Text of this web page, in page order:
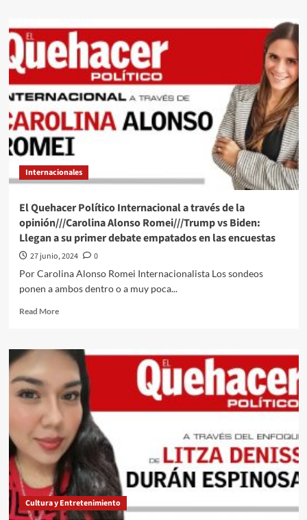
Quehacer
Político
Internacional
a
través///Carolina
Alonso
Romei///La
Casa
Blanca
no
indultar
a
de
WikiLeaks
Internacionales
El Quehacer Político Internacional a través de la
opinión///Carolina Alonso Romei///Trump vs Biden:
Llegan a su primer debate empatados en las encuestas
27 junio, 2024
0
Por Carolina Alonso Romei Internacionalista Los sondeos
ponen a ambos dentro o a muy poca...
Read MoreRead
El
Quehacer
Político
Internacional
a
través
de
la
opinión///Carolina
Alonso
Romei///Trump
vs
Biden:
Llegan
Cultura y Entretenimiento